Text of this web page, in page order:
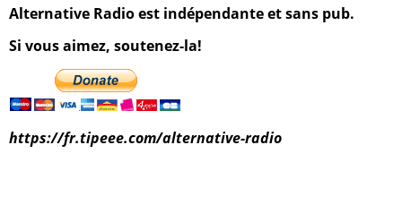
Alternative Radio est indépendante et sans pub.
Si vous aimez, soutenez-la!
https://fr.tipeee.com/alternative-radio